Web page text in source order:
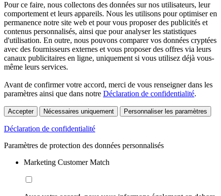
Pour ce faire, nous collectons des données sur nos utilisateurs, leur
comportement et leurs appareils. Nous les utilisons pour optimiser en
permanence notre site web et pour vous proposer des publicités et
contenus personnalisés, ainsi que pour analyser les statistiques
d'utilisation. En outre, nous pouvons comparer vos données cryptées
avec des fournisseurs externes et vous proposer des offres via leurs
canaux publicitaires en ligne, uniquement si vous utilisez déjà vous-
même leurs services.
Avant de confirmer votre accord, merci de vous renseigner dans les
paramètres ainsi que dans notre Déclaration de confidentialité.
Accepter Nécessaires uniquement Personnaliser les paramètres
Déclaration de confidentialité
Paramètres de protection des données personnalisés
Marketing Customer Match